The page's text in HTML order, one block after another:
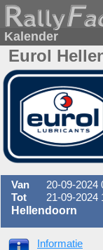
Kalender
Eurol
Van
20-09-2024
Tot
21-09-2024
Hellendoorn
Informatie